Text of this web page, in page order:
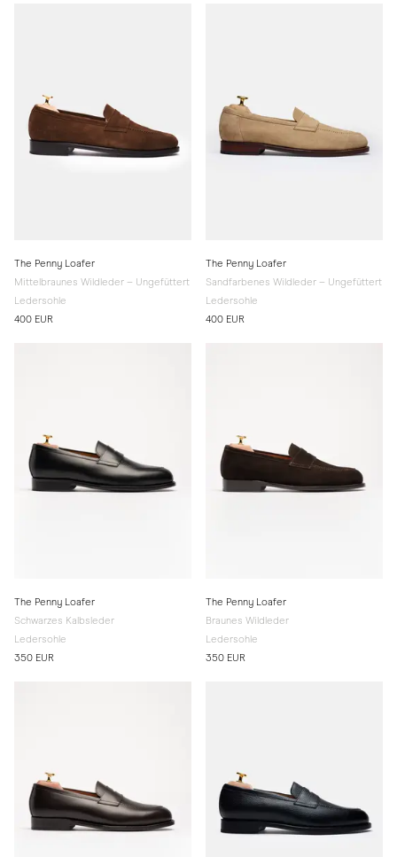
The Penny Loafer
Mittelbraunes Wildleder – Ungefüttert
Ledersohle
400 EUR
The Penny Loafer
Sandfarbenes Wildleder – Ungefüttert
Ledersohle
400 EUR
The Penny Loafer
Schwarzes Kalbsleder
Ledersohle
350 EUR
The Penny Loafer
Braunes Wildleder
Ledersohle
350 EUR